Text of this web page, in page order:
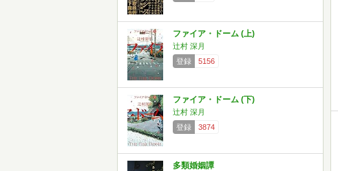
ファイア・ドーム (上)
辻村 深月
登録
5156
ファイア・ドーム (下)
辻村 深月
登録
3874
多類婚姻譚